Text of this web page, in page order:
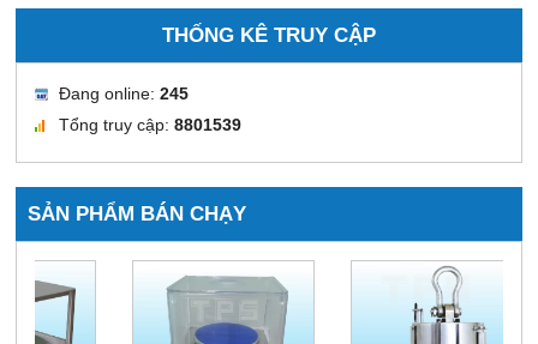
THỐNG KÊ TRUY CẬP
Đang online:245
Tổng truy cập:8801539
SẢN PHẨM BÁN CHẠY